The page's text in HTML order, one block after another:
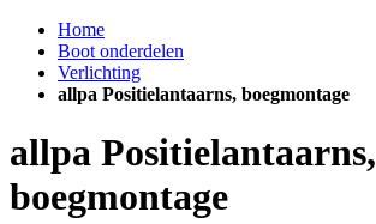
Home
Boot onderdelen
Verlichting
allpa Positielantaarns, boegmontage
allpa Positielantaarns,
boegmontage